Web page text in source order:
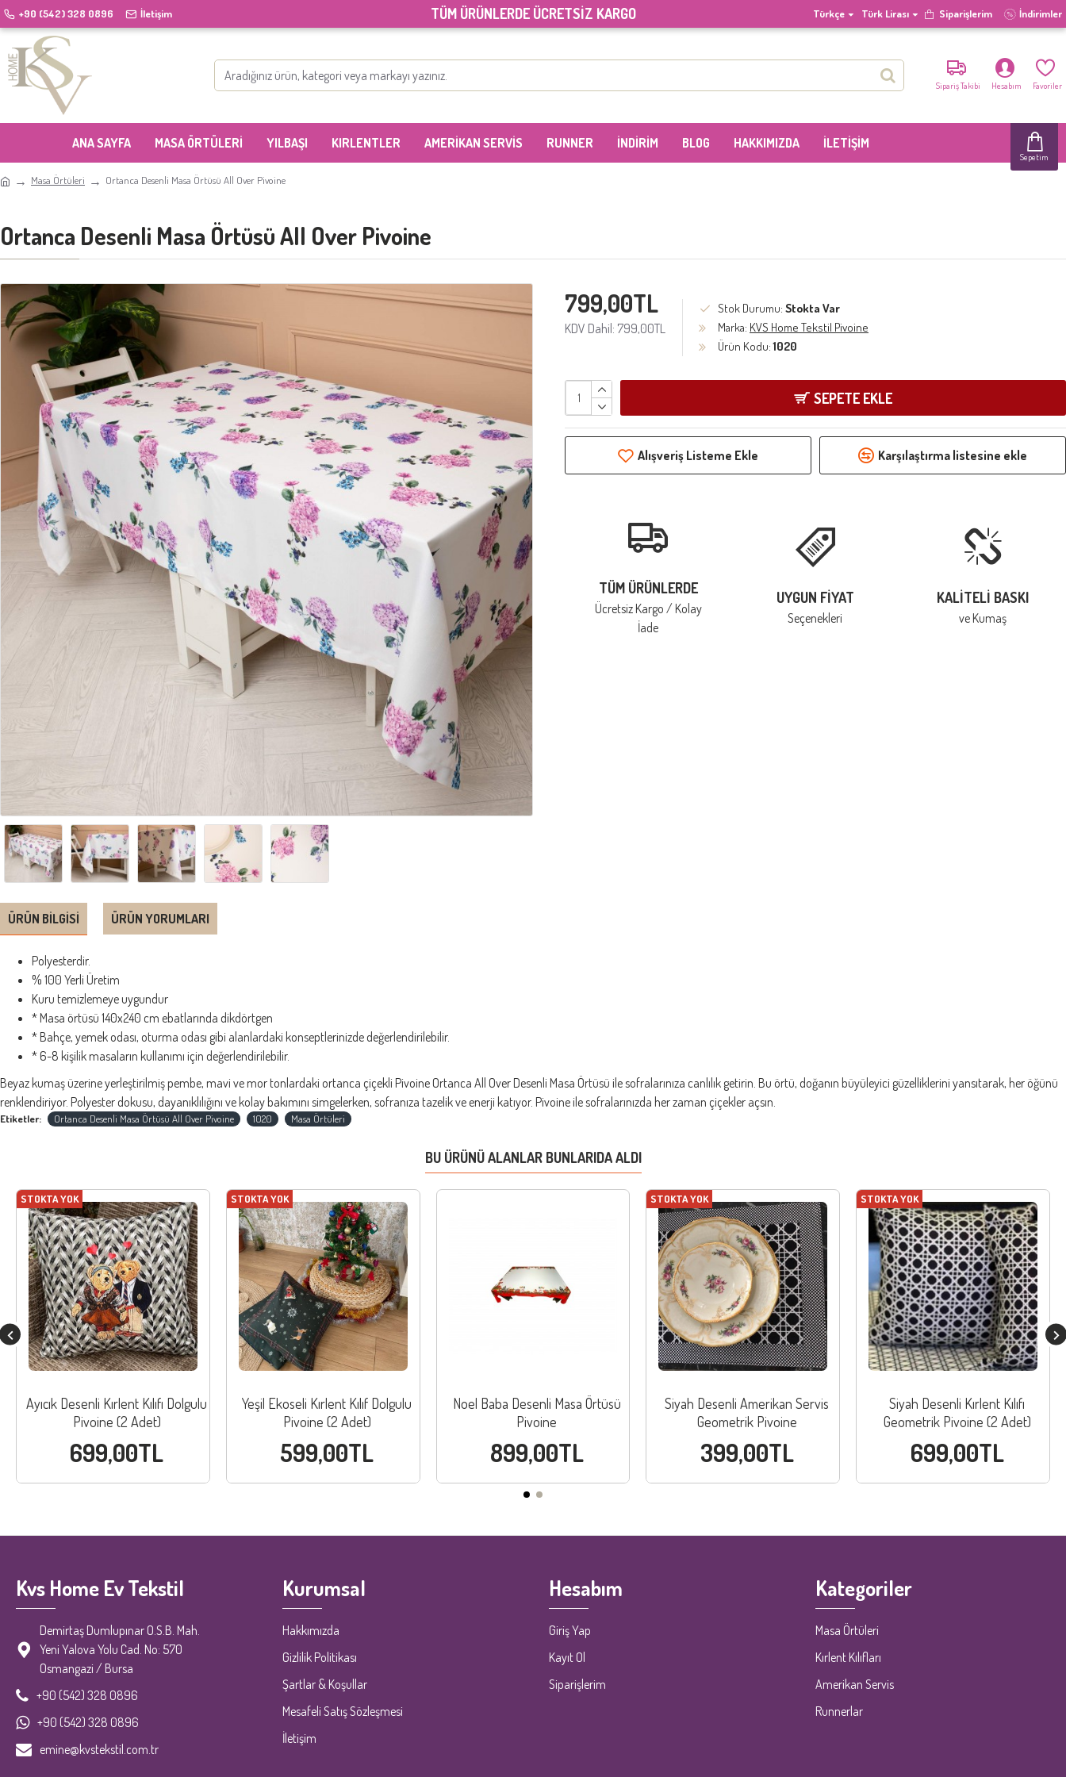
+90 (542) 328 0896 İletişim TÜM ÜRÜNLERDE ÜCRETSİZ KARGO Türkçe Türk Lirası Siparişlerim İndirimler
Sipariş Takibi Hesabım Favoriler
ANA SAYFA MASA ÖRTÜLERI YILBAŞI KIRLENTLER AMERİKAN SERVİS RUNNER İNDİRİM BLOG HAKKIMIZDA İLETIŞIM
Sepetim
Masa Örtüleri Ortanca Desenli Masa Örtüsü All Over Pivoine
Ortanca Desenli Masa Örtüsü All Over Pivoine
799,00TL
KDV Dahil: 799,00TL
Stok Durumu: Stokta Var
Marka: KVS Home Tekstil Pivoine
Ürün Kodu: 1020
SEPETE EKLE
Alışveriş Listeme Ekle Karşılaştırma listesine ekle
TÜM ÜRÜNLERDE
Ücretsiz Kargo / Kolay
İade
UYGUN FIYAT
Seçenekleri
KALITELI BASKI
ve Kumaş
ÜRÜN BILGISI ÜRÜN YORUMLARI
Polyesterdir.
% 100 Yerli Üretim
Kuru temizlemeye uygundur
* Masa örtüsü 140x240 cm ebatlarında dikdörtgen
* Bahçe, yemek odası, oturma odası gibi alanlardaki konseptlerinizde değerlendirilebilir.
* 6-8 kişilik masaların kullanımı için değerlendirilebilir.
Beyaz kumaş üzerine yerleştirilmiş pembe, mavi ve mor tonlardaki ortanca çiçekli Pivoine Ortanca All Over Desenli Masa Örtüsü ile sofralarınıza canlılık getirin. Bu örtü, doğanın büyüleyici güzelliklerini yansıtarak, her öğünü
renklendiriyor. Polyester dokusu, dayanıklılığını ve kolay bakımını simgelerken, sofranıza tazelik ve enerji katıyor. Pivoine ile sofralarınızda her zaman çiçekler açsın.
Etiketler: Ortanca Desenli Masa Örtüsü All Over Pivoine 1020 Masa Örtüleri
BU ÜRÜNÜ ALANLAR BUNLARIDA ALDI
STOKTA YOK
Ayıcık Desenli Kırlent Kılıfı Dolgulu
Pivoine (2 Adet)
699,00TL
STOKTA YOK
Yeşil Ekoseli Kırlent Kılıf Dolgulu
Pivoine (2 Adet)
599,00TL
Noel Baba Desenli Masa Örtüsü
Pivoine
899,00TL
STOKTA YOK
Siyah Desenli Amerikan Servis
Geometrik Pivoine
399,00TL
STOKTA YOK
Siyah Desenli Kırlent Kılıfı
Geometrik Pivoine (2 Adet)
699,00TL
Kvs Home Ev Tekstil
Demirtaş Dumlupınar O.S.B. Mah.
Yeni Yalova Yolu Cad. No: 570
Osmangazi / Bursa
+90 (542) 328 0896
+90 (542) 328 0896
emine@kvstekstil.com.tr
Kurumsal
Hakkımızda
Gizlilik Politikası
Şartlar & Koşullar
Mesafeli Satış Sözleşmesi
İletişim
Hesabım
Giriş Yap
Kayıt Ol
Siparişlerim
Kategoriler
Masa Örtüleri
Kırlent Kılıfları
Amerikan Servis
Runnerlar